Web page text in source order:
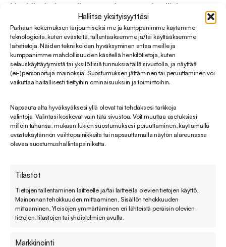
Hallitse yksityisyyttäsi
Parhaan kokemuksen tarjoamiseksi me ja kumppanimme käytämme
teknologioita, kuten evästeitä, tallentaaksemme ja/tai käyttääksemme
laitetietoja. Näiden tekniikoiden hyväksyminen antaa meille ja
kumppanimme mahdollisuuden käsitellä henkilötietoja, kuten
selauskäyttäytymistä tai yksilöllisiä tunnuksia tällä sivustolla, ja näyttää
(ei-)personoituja mainoksia. Suostumuksen jättäminen tai peruuttaminen voi
vaikuttaa haitallisesti tiettyihin ominaisuuksiin ja toimintoihin.
Napsauta alta hyväksyäksesi yllä olevat tai tehdäksesi tarkkoja
valintoja. Valintasi koskevat vain tätä sivustoa. Voit muuttaa asetuksiasi
milloin tahansa, mukaan lukien suostumuksesi peruuttaminen, käyttämällä
evästekäytännön vaihtopainikkeita tai napsauttamalla näytön alareunassa
olevaa suostumushallintapainiketta.
Tilastot
Tietojen tallentaminen laitteelle ja/tai laitteella olevien tietojen käyttö,
Mainonnan tehokkuuden mittaaminen, Sisällön tehokkuuden
mittaaminen, Yleisöjen ymmärtäminen eri lähteistä peräisin olevien
tietojen, tilastojen tai yhdistelmien avulla.
Markkinointi
Henkilötiedot säilytetään luottamuksellisina.
Rekisterinpitäjän ja sen mahdollisten
tietotekniikkakumppanien tietoverkko ja laitteisto,
jolla rekisteri sijaitsee, on suojattu palomuurilla ja
muilla tarvittavilla teknisillä
toimenpiteillä. Viestintäverkkojen suojauksessa
noudatetaan tietoyhteiskuntakaarta ja
Kaikilla rekisteriä käsittelevillä henkilöillä on
rekisterinpitäjän myöntämä henkilökohtainen
ja salasanan perusteella pystytään todentamaan
kaikki sisäänkirjautumiset.
9. Tarkastus-, kielto- ja korjausoikeus
Rekisteröidyllä on oikeus tarkastaa häntä